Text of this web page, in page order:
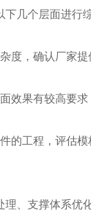
几个层面进行
度，确认厂家
效果有较高要
的工程，评估
、支撑体系优